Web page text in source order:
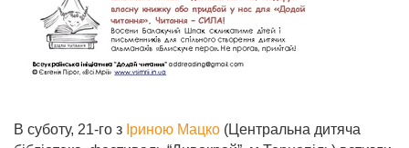
В суботу, 21-го з Іриною Мацко (Центральна дитяча